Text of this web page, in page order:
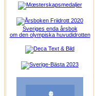
Sveriges enda årsbok
om den olympiska huvudidrotten